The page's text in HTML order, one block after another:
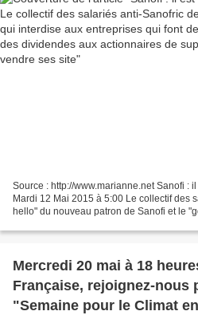
Source : http://www.marianne.net Sanofi :
Mardi 12 Mai 2015 à 5:00 Le collectif des
hello" du nouveau patron de Sanofi et le
Mercredi 20 mai à 18
Française, rejoignez-nous
"Semaine pour le Climat